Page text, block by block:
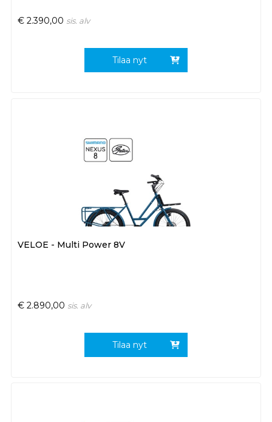
€ 2.390,00 sis. alv
Tilaa nyt
VELOE - Multi Power 8V
€ 2.890,00 sis. alv
Tilaa nyt